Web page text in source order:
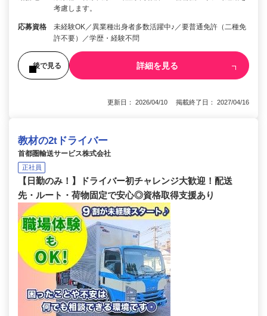
考慮します。
応募資格
未経験OK／異業種出身者多数活躍中♪／要普通免許（二種免
許不要）／学歴・経験不問
後で見る 詳細を見る
更新日： 2026/04/10 掲載終了日： 2027/04/16
教材の2tドライバー
首都圏輸送サービス株式会社
正社員
【日勤のみ！】ドライバー初チャレンジ大歓迎！配送
先・ルート・荷物固定で安心◎資格取得支援あり